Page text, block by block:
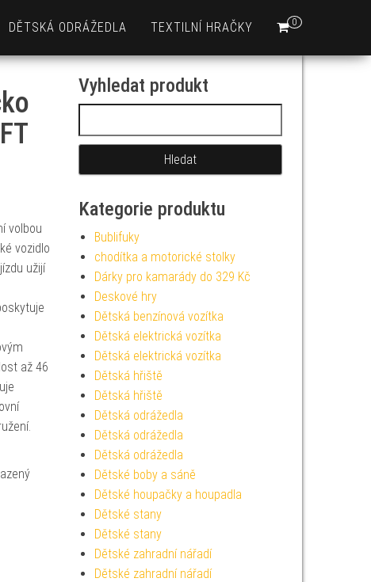
0
DĚTSKÁ ODRÁŽEDLA TEXTILNÍ HRAČKY
volbou
vozidlo
užijí
až 46
Vyhledat produkt
Kategorie produktu
Bublifuky
chodítka a motorické stolky
Dárky pro kamarády do 329 Kč
Deskové hry
Dětská benzínová vozítka
Dětská elektrická vozítka
Dětská elektrická vozítka
Dětská hřiště
Dětská hřiště
Dětská odrážedla
Dětská odrážedla
Dětská odrážedla
Dětské boby a sáně
Dětské houpačky a houpadla
Dětské stany
Dětské stany
Dětské zahradní nářadí
Dětské zahradní nářadí